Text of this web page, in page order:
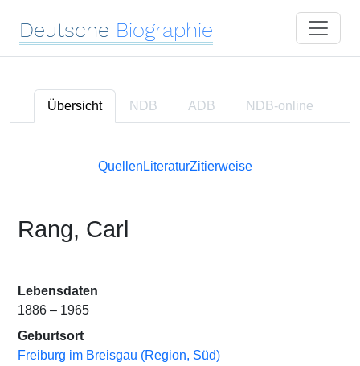
Deutsche Biographie
Übersicht NDB ADB NDB-online
Quellen LiteraturZitierweise
Rang, Carl
Lebensdaten
1886 – 1965
Geburtsort
Freiburg im Breisgau (Region, Süd)